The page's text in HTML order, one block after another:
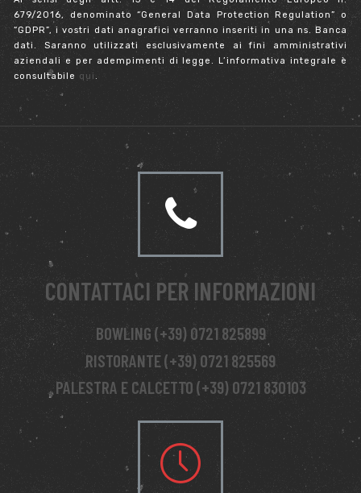
679/2016, denominato “General Data Protection Regulation” o
“GDPR”, i vostri dati anagrafici verranno inseriti in una ns. Banca
dati. Saranno utilizzati esclusivamente ai fini amministrativi
aziendali e per adempimenti di legge. L’informativa integrale è
consultabile qui .
CONTATTACI PER INFORMAZIONI
BOWLING (+39) 0721 825899
RISTORANTE (+39) 0721 825569
PALESTRA E CALCETTO (+39) 0721 830103